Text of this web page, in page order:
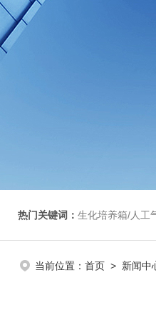
热门关键词： 生化培养箱/人工气候培养
当前位置： 首页 > 新闻中